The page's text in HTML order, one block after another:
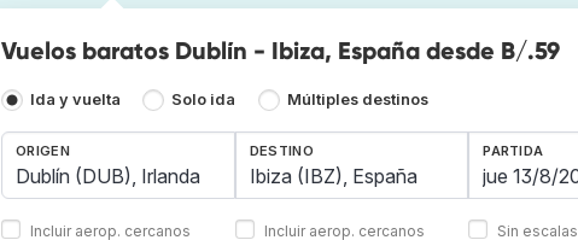
Vuelos baratos Dublín - Ibiza, España desde B/.59
Ida y vuelta Solo ida Múltiples destinos
ORIGEN
Incluir aerop. cercanos
DESTINO
Incluir aerop. cercanos
PARTIDA
Sin escalas